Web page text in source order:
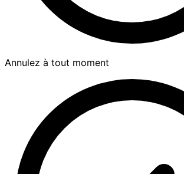
Annulez à tout moment